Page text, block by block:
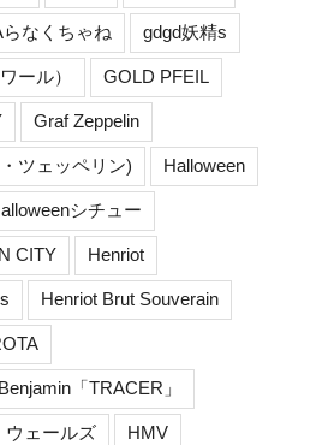
なくちゃね gdgd妖精s
ール） GOLD PFEIL
Graf Zeppelin
ツェッペリン) Halloween
シチュー
CITY Henriot
Henriot Brut Souverain
「TRACER」
ウェールズ HMV